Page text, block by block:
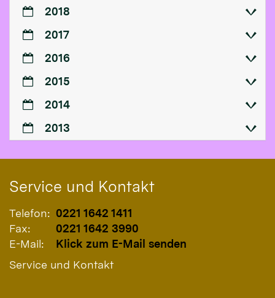
2018
2017
2016
2015
2014
2013
Service und Kontakt
Telefon: 0221 1642 1411
Fax:
0221 1642 3990
E-Mail:
Klick zum E-Mail senden
Service und Kontakt